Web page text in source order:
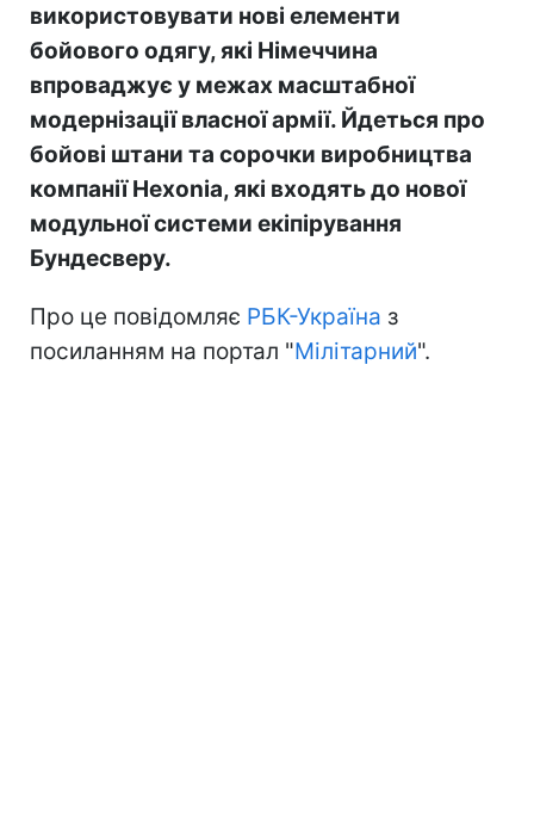
використовувати нові елементи
бойового одягу, які Німеччина
впроваджує у межах масштабної
модернізації власної армії. Йдеться про
бойові штани та сорочки виробництва
компанії Hexonia, які входять до нової
модульної системи екіпірування
Бундесверу.
Про це повідомляє РБК-Україна з
посиланням на портал "Мілітарний".